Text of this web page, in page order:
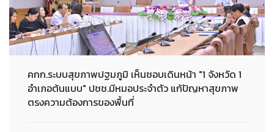
คกก.ระบบสุขภาพปฐมภูมิ เห็นชอบเดินหน้า "1 จังหวัด 1
อำเภอต้นแบบ" ปชช.มีหมอประจำตัว แก้ปัญหาสุขภาพ
ตรงความต้องการของพื้นที่